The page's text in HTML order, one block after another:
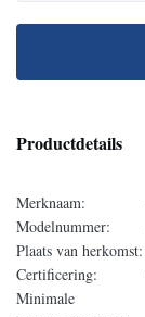
Productdetails
Merknaam:
Modelnummer:
Plaats van herkomst:
Certificering:
Minimale